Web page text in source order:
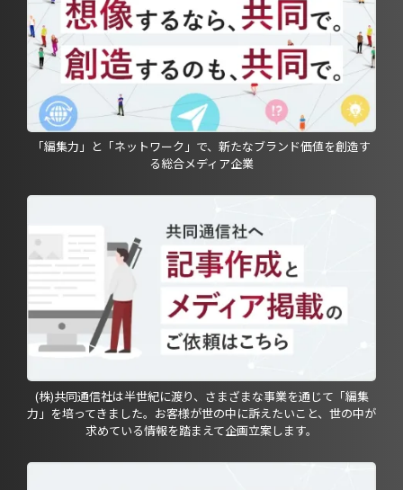
「編集力」と「ネットワーク」で、新たなブランド価値を創造す
る総合メディア企業
(株)共同通信社は半世紀に渡り、さまざまな事業を通じて「編集
力」を培ってきました。お客様が世の中に訴えたいこと、世の中が
求めている情報を踏まえて企画立案します。